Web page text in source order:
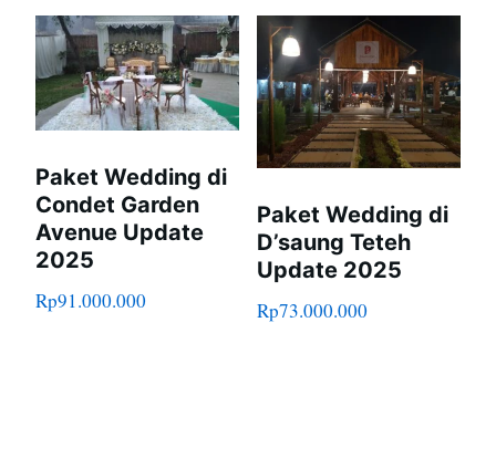
Paket Wedding di
Condet Garden
Avenue Update
2025
Rp91.000.000
Paket Wedding di
D’saung Teteh
Update 2025
Rp73.000.000